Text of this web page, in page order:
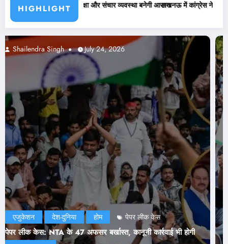
HIGHLIGHT
आसानलखनऊ में कांग्रेस ने निकाला कैंडल मार्च, अजय राय की पुलिस से हुई बहस
एजुकेशन दिल्ली देश-दुनिया राजनीति होम
NEET Paper Leak: सरकार ने मानी CJP की दो डिमांड! जेपी
ने भी जारी किया बयान
Abhishek pandey July 24, 2026